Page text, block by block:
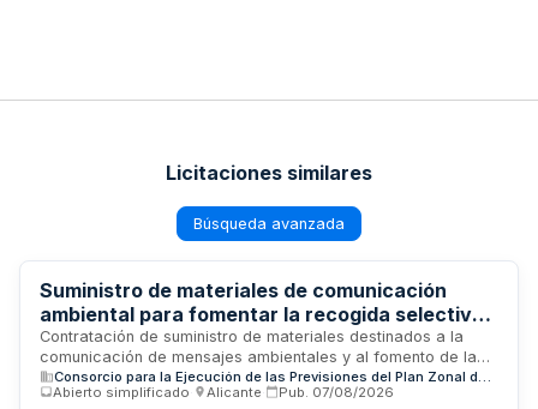
Licitaciones similares
Búsqueda avanzada
Suministro de materiales de comunicación
ambiental para fomentar la recogida selectiva
de residuos domésticos en el Área de Gestión
A3 de la Comunidad Valenciana
Contratación de suministro de materiales destinados a la
comunicación de mensajes ambientales y al fomento de la
recogida separada de residuos domésticos en el Área de
Gestión de Residuos A3 de la Comunidad Valenciana,
Abierto simplificado
Alicante Pub. 07/08/2026